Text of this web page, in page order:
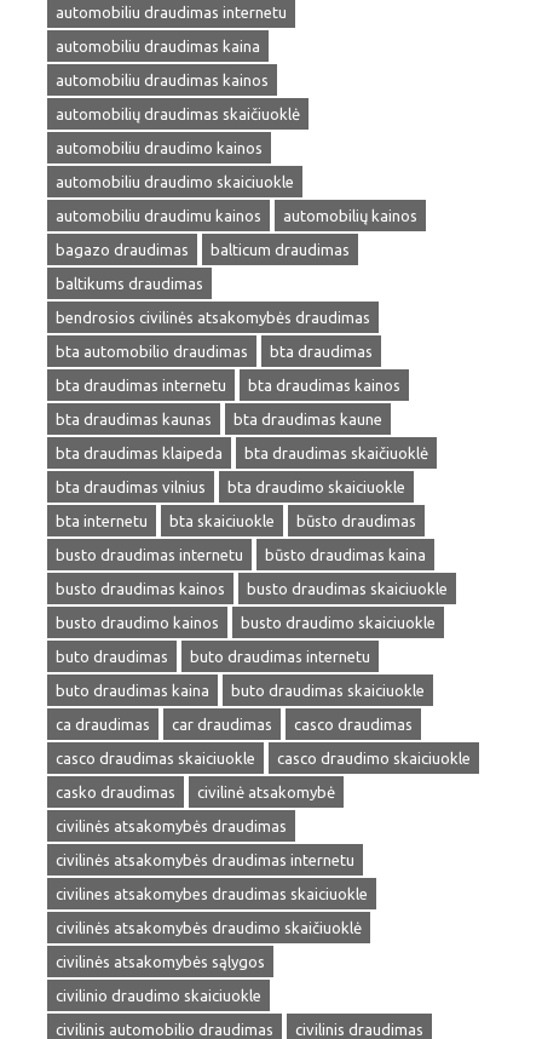
automobiliu draudimas internetu
automobiliu draudimas kaina
automobiliu draudimas kainos
automobilių draudimas skaičiuoklė
automobiliu draudimo kainos
automobiliu draudimo skaiciuokle
automobiliu draudimu kainos
automobilių kainos
bagazo draudimas
balticum draudimas
baltikums draudimas
bendrosios civilinės atsakomybės draudimas
bta automobilio draudimas
bta draudimas
bta draudimas internetu
bta draudimas kainos
bta draudimas kaunas
bta draudimas kaune
bta draudimas klaipeda
bta draudimas skaičiuoklė
bta draudimas vilnius
bta draudimo skaiciuokle
bta internetu
bta skaiciuokle
būsto draudimas
busto draudimas internetu
būsto draudimas kaina
busto draudimas kainos
busto draudimas skaiciuokle
busto draudimo kainos
busto draudimo skaiciuokle
buto draudimas
buto draudimas internetu
buto draudimas kaina
buto draudimas skaiciuokle
ca draudimas
car draudimas
casco draudimas
casco draudimas skaiciuokle
casco draudimo skaiciuokle
casko draudimas
civilinė atsakomybė
civilinės atsakomybės draudimas
civilinės atsakomybės draudimas internetu
civilines atsakomybes draudimas skaiciuokle
civilinės atsakomybės draudimo skaičiuoklė
civilinės atsakomybės sąlygos
civilinio draudimo skaiciuokle
civilinis automobilio draudimas
civilinis draudimas